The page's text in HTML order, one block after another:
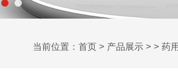
当前位置： 首页 > 产品展示 > > 药